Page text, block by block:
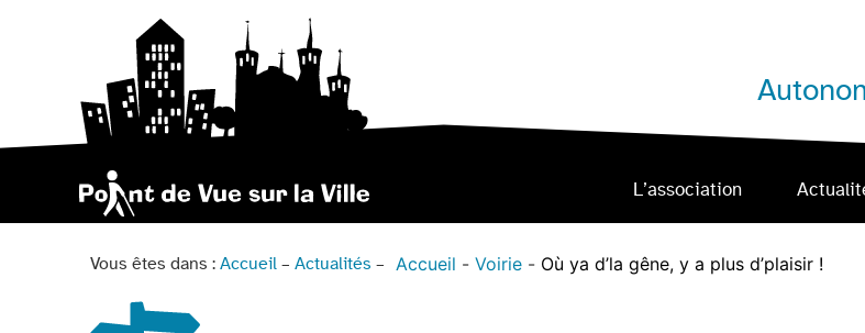
L’association
Vous êtes dans : Accueil – Actualités – Accueil Voirie Où ya d’la gêne, y a plus d’plaisir !